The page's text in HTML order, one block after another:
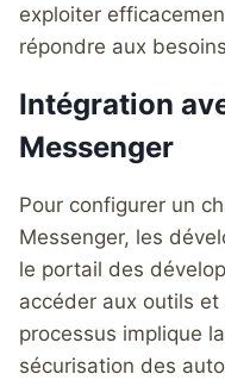
exploiter
répondre aux
Intégration
Messenger
Pour configurer un
Messenger, les
le portail des
accéder aux outils et
processus implique
sécurisation des